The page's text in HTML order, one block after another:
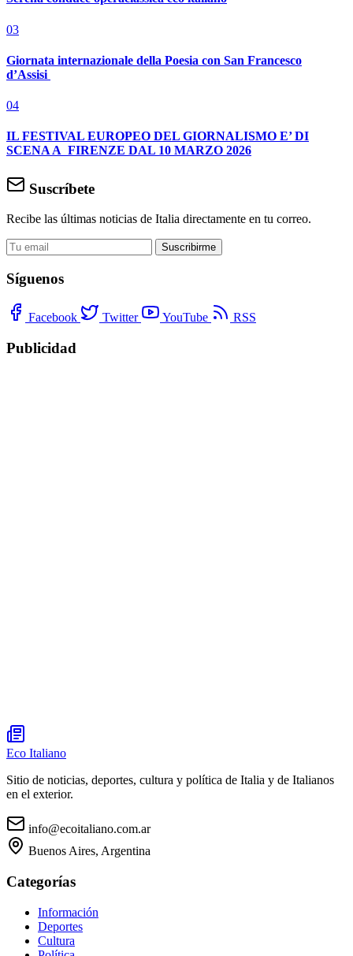
03
Giornata internazionale della Poesia con San Francesco
d’Assisi
04
IL FESTIVAL EUROPEO DEL GIORNALISMO E’ DI
SCENA A FIRENZE DAL 10 MARZO 2026
Suscríbete
Recibe las últimas noticias de Italia directamente en tu correo.
Suscribirme
Síguenos
Facebook Twitter YouTube RSS
Publicidad
Eco Italiano
Sitio de noticias, deportes, cultura y política de Italia y de Italianos
en el exterior.
info@ecoitaliano.com.ar
Buenos Aires, Argentina
Categorías
Información
Deportes
Cultura